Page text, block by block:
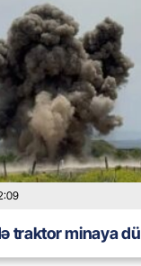
traktor minaya